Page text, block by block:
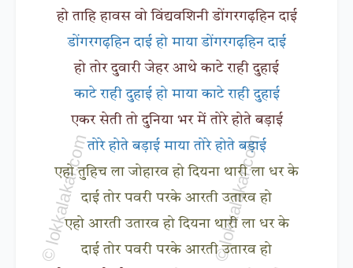
हो ताहि हावस वो विंद्यवशिनी डोंगरगढ़हिन दाई
डोंगरगढ़हिन दाई हो माया डोंगरगढ़हिन दाई
हो तोर दुवारी जेहर आथे काटे राही दुहाई
काटे राही दुहाई हो माया काटे राही दुहाई
एकर सेती तो दुनिया भर में तोरे होते बड़ाई
तोरे होते बड़ाई माया तोरे होते बड़ाई
एहो तुहिच ला जोहारव हो दियना थारी ला धर के
दाई तोर पवरी परके आरती उतारव हो
एहो आरती उतारव हो दियना थारी ला धर के
दाई तोर पवरी परके आरती उतारव हो